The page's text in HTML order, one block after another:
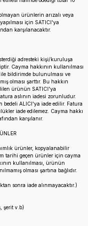
ürünlerin arızalı veya
için SATICI'ya
karşılanacaktır.
adresteki kişi/kuruluşa
Cayma hakkının kullanılması
bildirimde bulunulması ve
olması şarttır. Bu hakkın
ürünün SATICI'ya
aslının iadesi zorunludur.
bedeli ALICI'ya iade edilir. Fatura
iade edilemez. Cayma hakkı
karşılanır.
ürünler, kopyalanabilir
tarihi geçen ürünler için cayma
kullanılması, ürünün
olması şartına bağlıdır.
sonra iade alınmayacaktır.)
şerit v.b)